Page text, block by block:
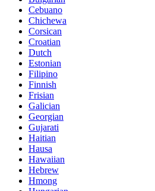
Cebuano
Chichewa
Corsican
Croatian
Dutch
Estonian
Filipino
Finnish
Frisian
Galician
Georgian
Gujarati
Haitian
Hausa
Hawaiian
Hebrew
Hmong